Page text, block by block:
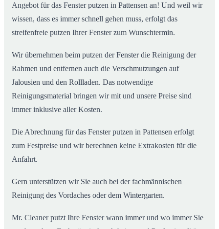
Angebot für das Fenster putzen in Pattensen an! Und weil wir
wissen, dass es immer schnell gehen muss, erfolgt das
streifenfreie putzen Ihrer Fenster zum Wunschtermin.
Wir übernehmen beim putzen der Fenster die Reinigung der
Rahmen und entfernen auch die Verschmutzungen auf
Jalousien und den Rollladen. Das notwendige
Reinigungsmaterial bringen wir mit und unsere Preise sind
immer inklusive aller Kosten.
Die Abrechnung für das Fenster putzen in Pattensen erfolgt
zum Festpreise und wir berechnen keine Extrakosten für die
Anfahrt.
Gern unterstützen wir Sie auch bei der fachmännischen
Reinigung des Vordaches oder dem Wintergarten.
Mr. Cleaner putzt Ihre Fenster wann immer und wo immer Sie